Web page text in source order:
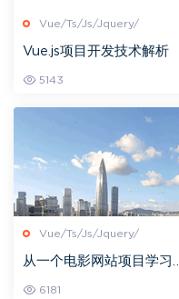
Vue/Ts/Js/Jquery/
Vue.js项目开发技术解析
5143
Vue/Ts/Js/Jquery/
从一个电影网站项目学习
6181